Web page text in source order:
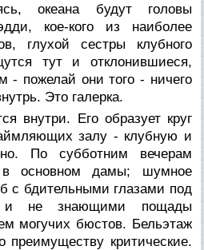
океана будут головы
кое-кого из наиболее
глухой сестры клубного
тут и отклонившиеся,
- пожелай они того - ничего
Это галерка.
внутри. Его образует круг
залу - клубную и
По субботним вечерам
в основном дамы; шумное
с бдительными глазами под
и не знающими пощады
могучих бюстов. Бельэтаж
преимуществу критические.